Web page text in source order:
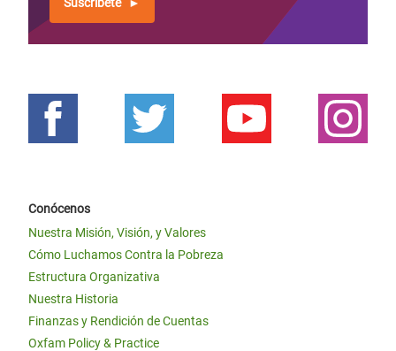
Conócenos
Nuestra Misión, Visión, y Valores
Cómo Luchamos Contra la Pobreza
Estructura Organizativa
Nuestra Historia
Finanzas y Rendición de Cuentas
Oxfam Policy & Practice